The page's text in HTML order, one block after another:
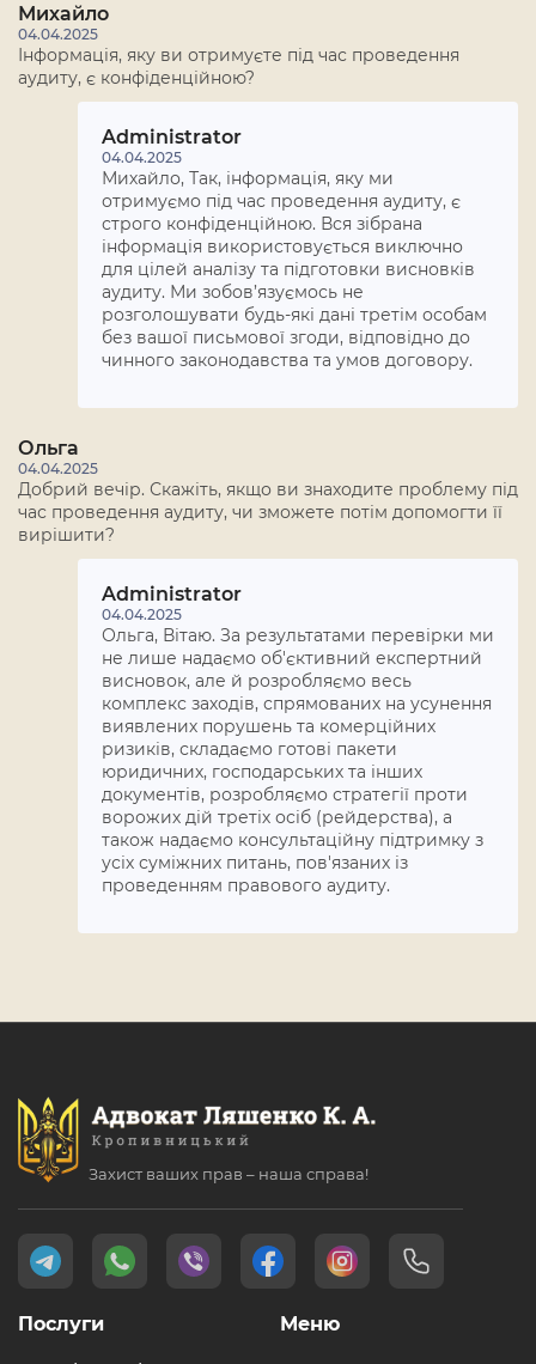
Михайло
04.04.2025
Інформація, яку ви отримуєте під час проведення
аудиту, є конфіденційною?
Administrator
04.04.2025
Михайло, Так, інформація, яку ми
отримуємо під час проведення аудиту, є
строго конфіденційною. Вся зібрана
інформація використовується виключно
для цілей аналізу та підготовки висновків
аудиту. Ми зобов’язуємось не
розголошувати будь-які дані третім особам
без вашої письмової згоди, відповідно до
чинного законодавства та умов договору.
Ольга
04.04.2025
Добрий вечір. Скажіть, якщо ви знаходите проблему під
час проведення аудиту, чи зможете потім допомогти її
вирішити?
Administrator
04.04.2025
Ольга, Вітаю. За результатами перевірки ми
не лише надаємо об'єктивний експертний
висновок, але й розробляємо весь
комплекс заходів, спрямованих на усунення
виявлених порушень та комерційних
ризиків, складаємо готові пакети
юридичних, господарських та інших
документів, розробляємо стратегії проти
ворожих дій третіх осіб (рейдерства), а
також надаємо консультаційну підтримку з
усіх суміжних питань, пов'язаних із
проведенням правового аудиту.
Захист ваших прав – наша справа!
Меню
Послуги